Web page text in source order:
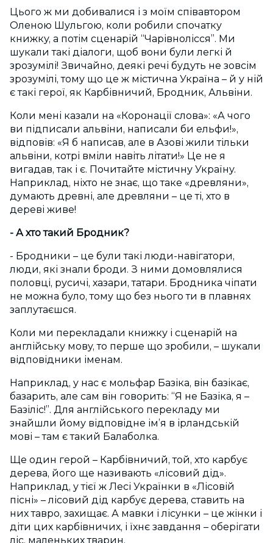
Цього ж ми добивалися і з моїм співавтором
Оленою Шульгою, коли робили спочатку
книжку, а потім сценарій “Чарівнолісся”. Ми
шукали такі діалоги, щоб вони були легкі й
зрозумілі! Звичайно, деякі речі будуть не зовсім
зрозумілі, тому що це ж містична Україна – й у ній
є такі герої, як Карбівничий, Бродник, Альвіни.
Коли мені казали на «Коронації слова»: «А чого
ви підписали альвіни, написали би ельфи!»,
відповів: «Я б написав, але в Азові жили тільки
альвіни, котрі вміли навіть літати!» Це не я
вигадав, так і є. Почитайте містичну Україну.
Наприклад, ніхто не знає, що таке «древляни»,
думають древні, але древляни – це ті, хто в
дереві живе!
- А хто такий Бродник?
- Бродники – це були такі люди-навігатори,
люди, які знали броди. З ними домовлялися
половці, русичі, хазари, татари. Бродника чіпати
не можна було, тому що без нього ти в плавнях
заплутаєшся.
Коли ми перекладали книжку і сценарій на
англійську мову, то перше що зробили, – шукали
відповідники іменам.
Наприклад, у нас є мольфар Базіка, він базікає,
базарить, але сам він говорить: “Я не Базіка, я –
Базіліс!”. Для англійського перекладу ми
знайшли йому відповідне ім’я в ірландській
мові – там є такий Балаболка.
Ще один герой – Карбівничий, той, хто карбує
дерева, його ще називають «лісовий дід».
Наприклад, у тієї ж Лесі Українки в «Лісовій
пісні» – лісовий дід карбує дерева, ставить на
них тавро, захищає. А мавки і лісунки – це жінки і
діти цих карбівничих, і їхнє завдання – оберігати
ліс, маленьких тварин.